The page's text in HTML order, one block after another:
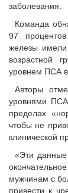
заболевания.
Команда
97 процентов
железы
возрастной
уровнем ПСА
Авторы
уровнями
пределах
чтобы не
клинической
«Эти данные
мужчинам с
привести к